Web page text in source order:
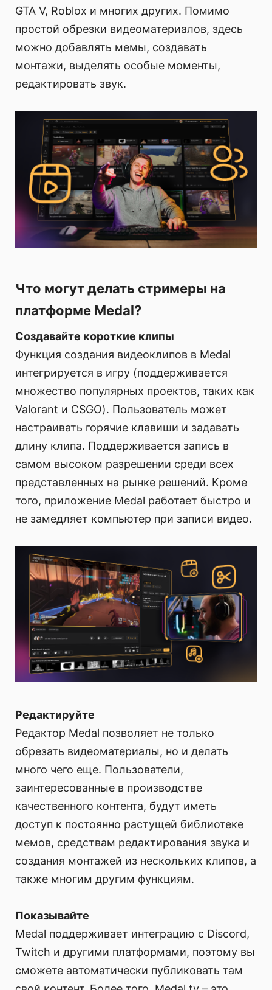
GTA V, Roblox и многих других. Помимо
простой обрезки видеоматериалов, здесь
можно добавлять мемы, создавать
монтажи, выделять особые моменты,
редактировать звук.
Что могут делать стримеры на
платформе Medal?
Создавайте короткие клипы
Функция создания видеоклипов в Medal
интегрируется в игру (поддерживается
множество популярных проектов, таких как
Valorant и CSGO). Пользователь может
настраивать горячие клавиши и задавать
длину клипа. Поддерживается запись в
самом высоком разрешении среди всех
представленных на рынке решений. Кроме
того, приложение Medal работает быстро и
не замедляет компьютер при записи видео.
Редактируйте
Редактор Medal позволяет не только
обрезать видеоматериалы, но и делать
много чего еще. Пользователи,
заинтересованные в производстве
качественного контента, будут иметь
доступ к постоянно растущей библиотеке
мемов, средствам редактирования звука и
создания монтажей из нескольких клипов, а
также многим другим функциям.
Показывайте
Medal поддерживает интеграцию с Discord,
Twitch и другими платформами, поэтому вы
сможете автоматически публиковать там